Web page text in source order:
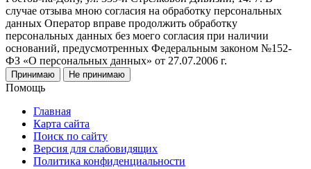
случае отзыва мною согласия на обработку персональных
данных Оператор вправе продолжить обработку
персональных данных без моего согласия при наличии
оснований, предусмотренных Федеральным законом №152-
ФЗ «О персональных данных» от 27.07.2006 г.
Принимаю Не принимаю
Помощь
Главная
Карта сайта
Поиск по сайту
Версия для слабовидящих
Политика конфиденциальности